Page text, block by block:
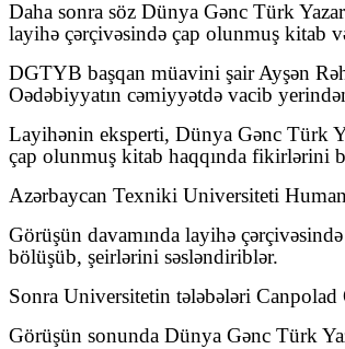
Daha sonra söz Dünya Gənc Türk
layihə çərçivəsində çap olunmuş kitab
DGTYB başqan müavini şair Ayşən
Oədəbiyyatın cəmiyyətdə vacib
Layihənin eksperti, Dünya Gənc Türk
çap olunmuş kitab haqqında fikirlərini
Azərbaycan Texniki Universiteti
Görüşün davamında layihə
bölüşüb, şeirlərini səsləndiriblər.
Sonra Universitetin tələbələri
Görüşün sonunda Dünya Gənc Türk